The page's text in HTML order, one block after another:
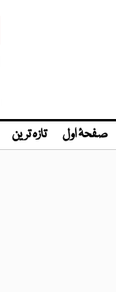
صفحۂ اول تازہ ترین